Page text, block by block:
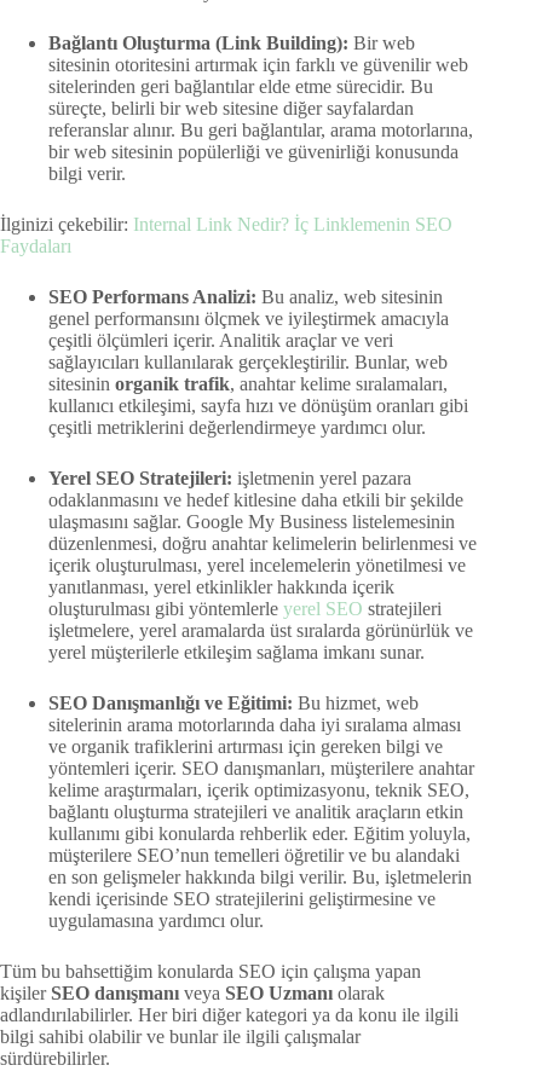
Bağlantı Oluşturma (Link Building): Bir web
sitesinin otoritesini artırmak için farklı ve güvenilir web
sitelerinden geri bağlantılar elde etme sürecidir. Bu
süreçte, belirli bir web sitesine diğer sayfalardan
referanslar alınır. Bu geri bağlantılar, arama motorlarına,
bir web sitesinin popülerliği ve güvenirliği konusunda
bilgi verir.
İlginizi çekebilir: Internal Link Nedir? İç Linklemenin SEO
Faydaları
SEO Performans Analizi: Bu analiz, web sitesinin
genel performansını ölçmek ve iyileştirmek amacıyla
çeşitli ölçümleri içerir. Analitik araçlar ve veri
sağlayıcıları kullanılarak gerçekleştirilir. Bunlar, web
sitesinin organik trafik, anahtar kelime sıralamaları,
kullanıcı etkileşimi, sayfa hızı ve dönüşüm oranları gibi
çeşitli metriklerini değerlendirmeye yardımcı olur.
Yerel SEO Stratejileri: işletmenin yerel pazara
odaklanmasını ve hedef kitlesine daha etkili bir şekilde
ulaşmasını sağlar. Google My Business listelemesinin
düzenlenmesi, doğru anahtar kelimelerin belirlenmesi ve
içerik oluşturulması, yerel incelemelerin yönetilmesi ve
yanıtlanması, yerel etkinlikler hakkında içerik
oluşturulması gibi yöntemlerle yerel SEO stratejileri
işletmelere, yerel aramalarda üst sıralarda görünürlük ve
yerel müşterilerle etkileşim sağlama imkanı sunar.
SEO Danışmanlığı ve Eğitimi: Bu hizmet, web
sitelerinin arama motorlarında daha iyi sıralama alması
ve organik trafiklerini artırması için gereken bilgi ve
yöntemleri içerir. SEO danışmanları, müşterilere anahtar
kelime araştırmaları, içerik optimizasyonu, teknik SEO,
bağlantı oluşturma stratejileri ve analitik araçların etkin
kullanımı gibi konularda rehberlik eder. Eğitim yoluyla,
müşterilere SEO’nun temelleri öğretilir ve bu alandaki
en son gelişmeler hakkında bilgi verilir. Bu, işletmelerin
kendi içerisinde SEO stratejilerini geliştirmesine ve
uygulamasına yardımcı olur.
Tüm bu bahsettiğim konularda SEO için çalışma yapan
kişiler SEO danışmanı veya SEO Uzmanı olarak
adlandırılabilirler. Her biri diğer kategori ya da konu ile ilgili
bilgi sahibi olabilir ve bunlar ile ilgili çalışmalar
sürdürebilirler.